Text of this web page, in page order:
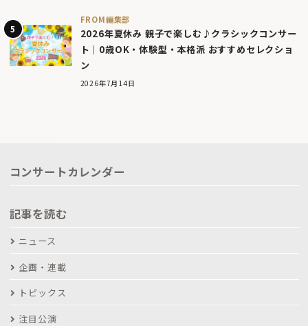
FROM編集部
2026年夏休み 親子で楽しむ♪クラシックコンサー
ト｜0歳OK・体験型・本格派 おすすめセレクショ
ン
2026年7月14日
コンサートカレンダー
記事を読む
ニュース
企画・連載
トピックス
注目公演